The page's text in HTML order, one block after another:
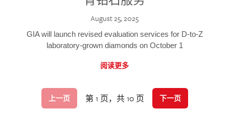
August 25, 2025
GIA will launch revised evaluation services for D-to-Z
laboratory-grown diamonds on October 1
阅读更多
上一页 第 1 页，共 10 页 下一页